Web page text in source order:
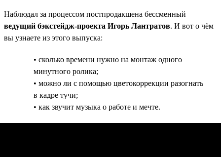
Наблюдал за процессом постпродакшена бессменный
ведущий бэкстейдж-проекта Игорь Лантратов. И вот о чём
вы узнаете из этого выпуска:
• сколько времени нужно на монтаж одного
минутного ролика;
• можно ли с помощью цветокоррекции разогнать
в кадре тучи;
• как звучит музыка о работе и мечте.